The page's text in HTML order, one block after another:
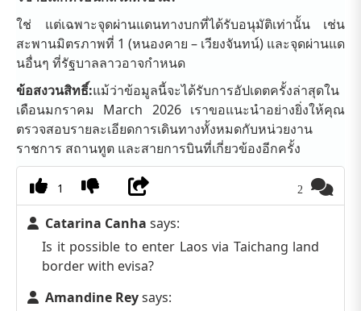
ใช่ แต่เฉพาะจุดผ่านแดนทางบกที่ได้รับอนุมัติเท่านั้น เช่น
สะพานมิตรภาพที่ 1 (หนองคาย – เวียงจันทน์) และจุดผ่านแด
นอื่นๆ ที่รัฐบาลลาวอาจกำหนด
ข้อสงวนสิทธิ์:แม้ว่าข้อมูลนี้จะได้รับการอัปเดตครั้งล่าสุดใน
เดือนมกราคม March 2026 เราขอแนะนำอย่างยิ่งให้คุณ
ตรวจสอบรายละเอียดการเดินทางทั้งหมดกับหน่วยงาน
ราชการ สถานทูต และสายการบินที่เกี่ยวข้องอีกครั้ง
1 2
Catarina Canha says:
Is it possible to enter Laos via Taichang land
border with evisa?
Amandine Reysays: